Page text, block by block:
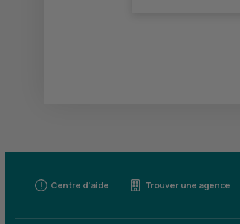
Centre d'aide Trouver une agence